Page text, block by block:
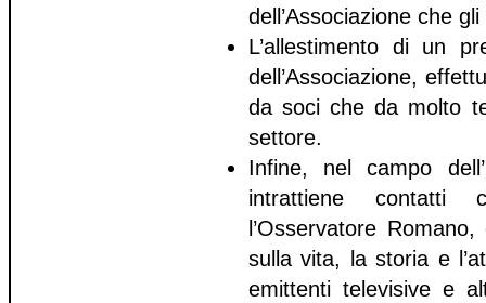
dell’Associazione che
L’allestimento di un
dell’Associazione,
da soci che da molto
settore.
Infine, nel campo
intrattiene contatti
l’Osservatore
sulla vita, la storia e
emittenti televisive e